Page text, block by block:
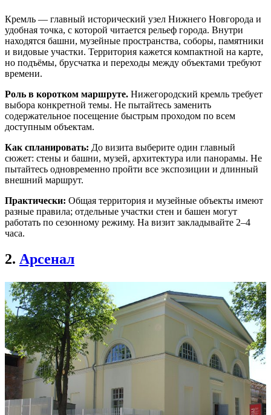
Кремль — главный исторический узел Нижнего Новгорода и
удобная точка, с которой читается рельеф города. Внутри
находятся башни, музейные пространства, соборы, памятники
и видовые участки. Территория кажется компактной на карте,
но подъёмы, брусчатка и переходы между объектами требуют
времени.
Роль в коротком маршруте. Нижегородский кремль требует
выбора конкретной темы. Не пытайтесь заменить
содержательное посещение быстрым проходом по всем
доступным объектам.
Как спланировать: До визита выберите один главный
сюжет: стены и башни, музей, архитектура или панорамы. Не
пытайтесь одновременно пройти все экспозиции и длинный
внешний маршрут.
Практически: Общая территория и музейные объекты имеют
разные правила; отдельные участки стен и башен могут
работать по сезонному режиму. На визит закладывайте 2–4
часа.
2. Арсенал